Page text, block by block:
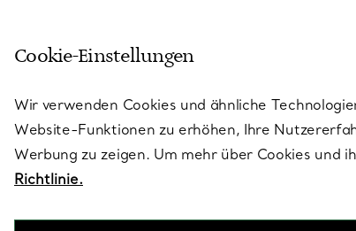
Cookie-Einstellungen
Wir verwenden Cookies und ähnliche
Website-Funktionen zu erhöhen, Ihre
Werbung zu zeigen. Um mehr über Cookies und
Richtlinie.